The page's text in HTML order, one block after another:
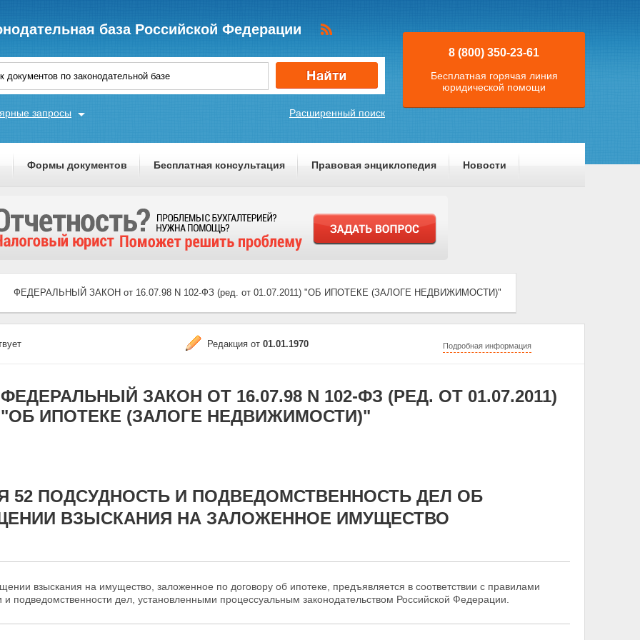
база Российской Федерации
Расширенный поиск
запросы
8 (800) 350-23-61
Бесплатная горячая линия
юридической помощи
Формы документов Бесплатная консультация Правовая энциклопедия Новости
ФЕДЕРАЛЬНЫЙ ЗАКОН от 16.07.98 N 102-ФЗ (ред. от 01.07.2011) "ОБ ИПОТЕКЕ (ЗАЛОГЕ НЕДВИЖИМОСТИ)"
Редакция от 01.01.1970 Подробная информация
ФЕДЕРАЛЬНЫЙ ЗАКОН ОТ 16.07.98 N 102-ФЗ (РЕД. ОТ 01.07.2011)
"ОБ ИПОТЕКЕ (ЗАЛОГЕ НЕДВИЖИМОСТИ)"
52 ПОДСУДНОСТЬ И ПОДВЕДОМСТВЕННОСТЬ ДЕЛ ОБ
ВЗЫСКАНИЯ НА ЗАЛОЖЕННОЕ ИМУЩЕСТВО
взыскания на имущество, заложенное по договору об ипотеке, предъявляется в соответствии с правилами
и подведомственности дел, установленными процессуальным законодательством Российской Федерации.